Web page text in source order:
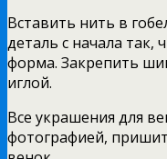
Вставить нить в
деталь с начала так,
форма. Закрепить
иглой.
Все украшения для
фотографией,